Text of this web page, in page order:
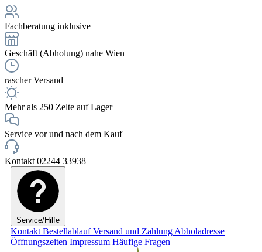
Fachberatung inklusive
Geschäft (Abholung) nahe Wien
rascher Versand
Mehr als 250 Zelte auf Lager
Service vor und nach dem Kauf
Kontakt 02244 33938
Service/Hilfe
Kontakt BestellablaufVersand und Zahlung Abholadresse
Öffnungszeiten Impressum Häufige Fragen